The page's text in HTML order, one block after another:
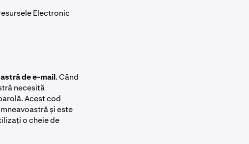
Electronic
de e-mail. Când
necesită
Acest cod
și este
o cheie de